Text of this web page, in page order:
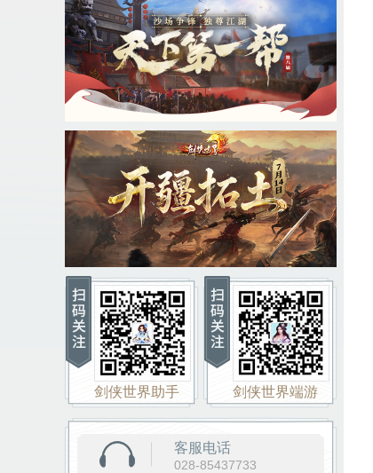
剑侠世界助手 剑侠世界端游
客服电话
028-85437733